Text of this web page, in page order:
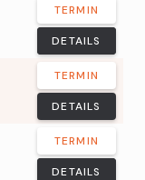
TERMIN
DETAILS
TERMIN
DETAILS
TERMIN
DETAILS